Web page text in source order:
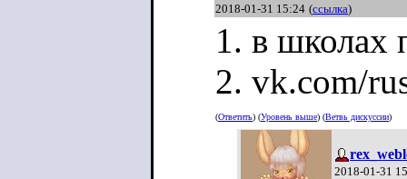
2018-01-31 15:24 (ссылка)
1. в школах
2. vk.com/
(Ответить) (Уровень выше) (Ветвь дискуссии)
2018-01-31